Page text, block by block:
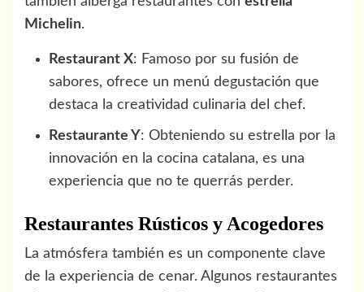
Michelin.
Restaurant X: Famoso por su fusión de
sabores, ofrece un menú degustación que
destaca la creatividad culinaria del chef.
Restaurante Y: Obteniendo su estrella por la
innovación en la cocina catalana, es una
experiencia que no te querrás perder.
Restaurantes Rústicos y Acogedores
La atmósfera también es un componente clave
de la experiencia de cenar. Algunos restaurantes